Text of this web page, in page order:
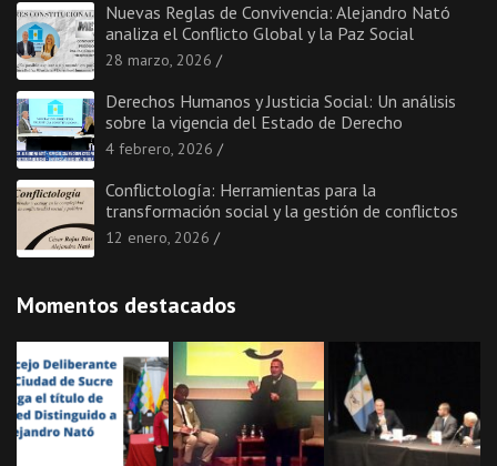
Nuevas Reglas de Convivencia: Alejandro Nató
analiza el Conflicto Global y la Paz Social
28 marzo, 2026
Derechos Humanos y Justicia Social: Un análisis
sobre la vigencia del Estado de Derecho
4 febrero, 2026
Conflictología: Herramientas para la
transformación social y la gestión de conflictos
12 enero, 2026
Momentos destacados